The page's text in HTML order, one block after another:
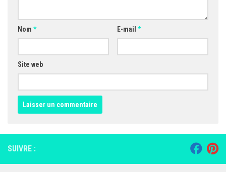
Nom * E-mail *
Site web
SUIVRE :